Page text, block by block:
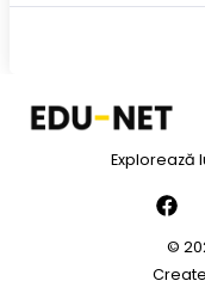
Explorează
©